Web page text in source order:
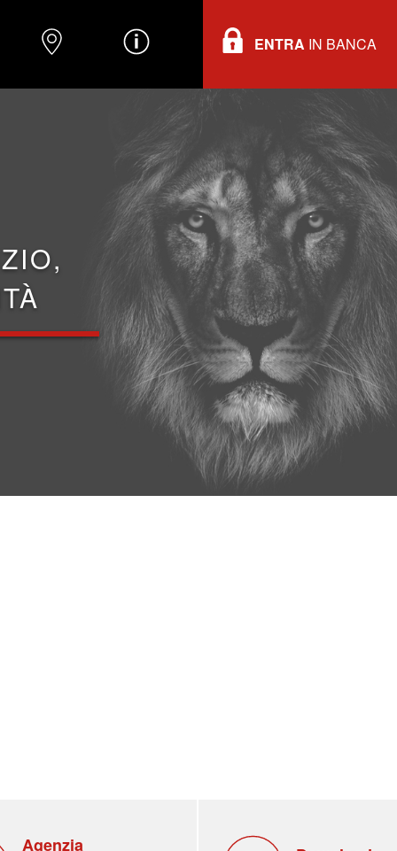
ENTRA IN BANCA
Agenzia